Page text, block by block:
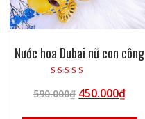
Nước hoa Dubai nữ con công
5.00
5 sao
590.000₫ Giá
450.000₫Giá